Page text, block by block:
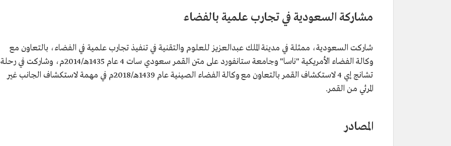
مشاركة السعودية في تجارب علمية بالفضاء
شاركت السعودية، ممثلة في مدينة الملك عبدالعزيز للعلوم والتقنية في تنفيذ تجارب علمية في الفضاء، بالتعاون مع
وكالة الفضاء الأمريكية "ناسا" وجامعة ستانفورد على متن القمر سعودي سات 4 عام 1435هـ/2014م، وشاركت في رحلة
تشانج إي 4 لاستكشاف القمر بالتعاون مع وكالة الفضاء الصينية عام 1439هـ/2018م في مهمة لاستكشاف الجانب غير
المرئي من القمر.
المصادر